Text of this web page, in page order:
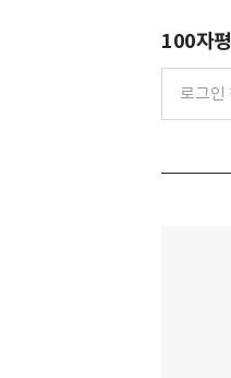
100자평